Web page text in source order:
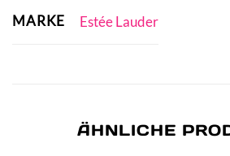
MARKE Estée Lauder
ÄHNLICHE